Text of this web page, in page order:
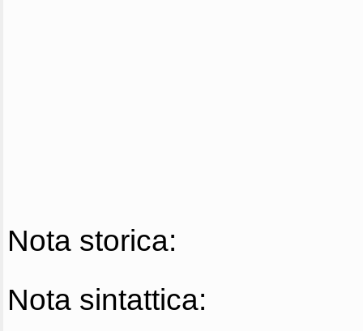
Nota storica:
Nota sintattica: